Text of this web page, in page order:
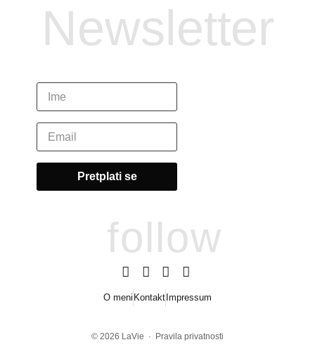
Newsletter
follow
O meni Kontakt Impressum
© 2026 LaVie · Pravila privatnosti